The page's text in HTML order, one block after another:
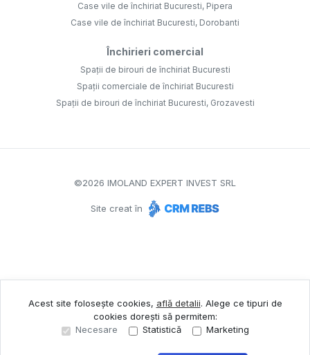
Case vile de închiriat Bucuresti, Pipera
Case vile de închiriat Bucuresti, Dorobanti
Închirieri comercial
Spații de birouri de închiriat Bucuresti
Spații comerciale de închiriat Bucuresti
Spații de birouri de închiriat Bucuresti, Grozavesti
©2026 IMOLAND EXPERT INVEST SRL
Site creat în
Acest site folosește cookies, află detalii. Alege ce tipuri de
cookies dorești să permitem:
Necesare
Statistică Marketing